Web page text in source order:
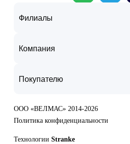
Филиалы
Компания
Покупателю
ООО «ВЕЛМАС» 2014-2026
Политика конфиденциальности
Технологии Stranke